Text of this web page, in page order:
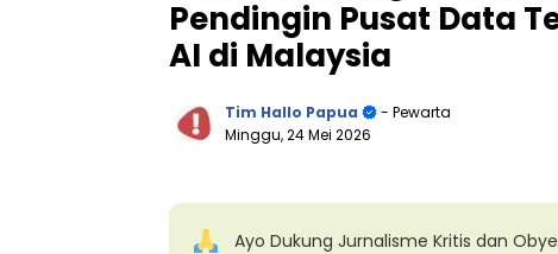
Pendingin Pusat Data
AI di Malaysia
Tim Hallo Papua
- Pewarta
Minggu, 24 Mei 2026
Ayo Dukung Jurnalisme Kritis dan